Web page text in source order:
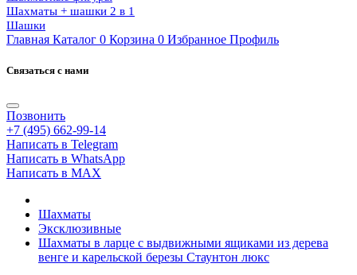
Шахматы + шашки 2 в 1
Шашки
Главная Каталог 0 Корзина 0 Избранное Профиль
Связаться с нами
Позвонить
+7 (495) 662-99-14
Написать в Telegram
Написать в WhatsApp
Написать в MAX
Шахматы
Эксклюзивные
Шахматы в ларце с выдвижными ящиками из дерева
венге и карельской березы Стаунтон люкс